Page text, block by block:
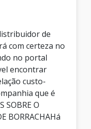
de
com certeza no
no portal
encontrar
custo-
que é
SOBRE O
BORRACHAHá